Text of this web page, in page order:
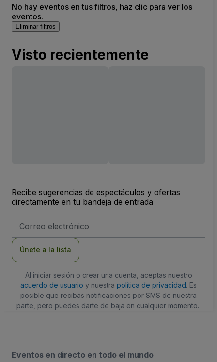
No hay eventos en tus filtros, haz clic para ver los
eventos.
Eliminar filtros
Visto recientemente
Recibe sugerencias de espectáculos y ofertas
directamente en tu bandeja de entrada
de
Únete a la lista
Al iniciar sesión o crear una cuenta, aceptas nuestro
acuerdo de usuario y nuestra política de privacidad. Es
posible que recibas notificaciones por SMS de nuestra
parte, pero puedes darte de baja en cualquier momento.
Eventos en directo en todo el mundo